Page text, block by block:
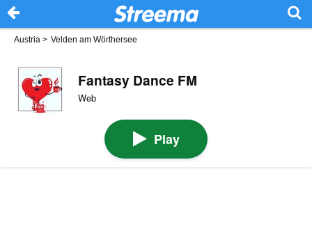
Austria > Velden am Wörthersee
Fantasy Dance FM
Web
Play